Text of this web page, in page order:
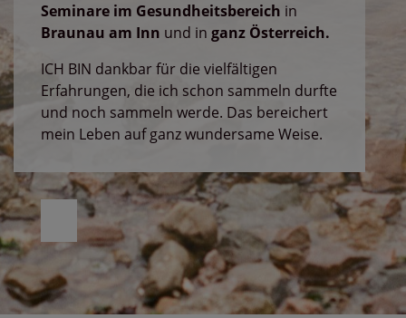
Seminare im Gesundheitsbereich in
Braunau am Inn und in ganz Österreich.
ICH BIN dankbar für die vielfältigen
Erfahrungen, die ich schon sammeln durfte
und noch sammeln werde. Das bereichert
mein Leben auf ganz wundersame Weise.